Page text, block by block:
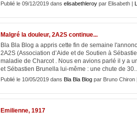
Publié le 09/12/2019 dans elisabethleroy par Elisabeth |
Malgré la douleur, 2A2S continue...
Bla Bla Blog a appris cette fin de semaine
2A2S (Association d’Aide et de Soutien à
maladie de Charcot . Nous en avions parlé il y a
et Sébastien Brunella lui-même : une chute de
Publié le 10/05/2019 dans Bla Bla Blog par Bruno Chiron |
Emilienne, 1917